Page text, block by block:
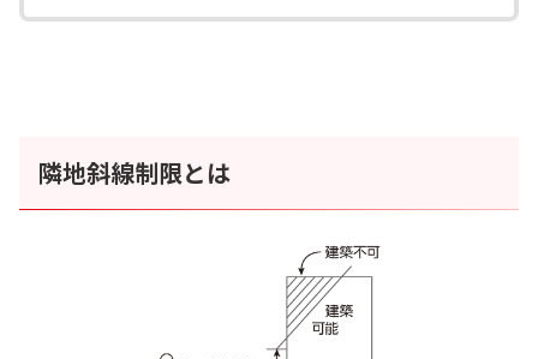
隣地斜線制限とは